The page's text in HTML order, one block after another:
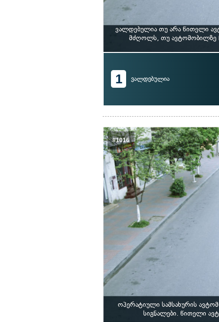
ვალდებულია თუ არა წითელი
მძღოლს, თუ ავტომობილზე
1 ვალდებულია
#1016
ოპერატიული სამსახურის
სიგნალები. წითელი